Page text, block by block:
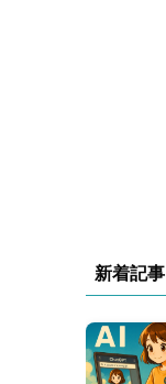
新着記事